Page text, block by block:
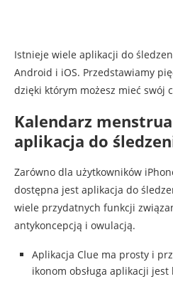
Istnieje wiele aplikacji do
Android i iOS. Przedstawiamy
dzięki którym możesz mieć swój
Kalendarz
aplikacja do
Zarówno dla użytkowników
dostępna jest aplikacja do
wiele przydatnych funkcji
antykoncepcją i owulacją.
Aplikacja Clue ma prosty i
ikonom obsługa aplikacji